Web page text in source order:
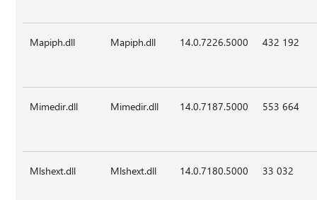
Mapiph.dll Mapiph.dll 14.0.7226.5000 432 192
Mimedir.dll Mimedir.dll 14.0.7187.5000 553 664
Mlshext.dll Mlshext.dll 14.0.7180.5000 33 032